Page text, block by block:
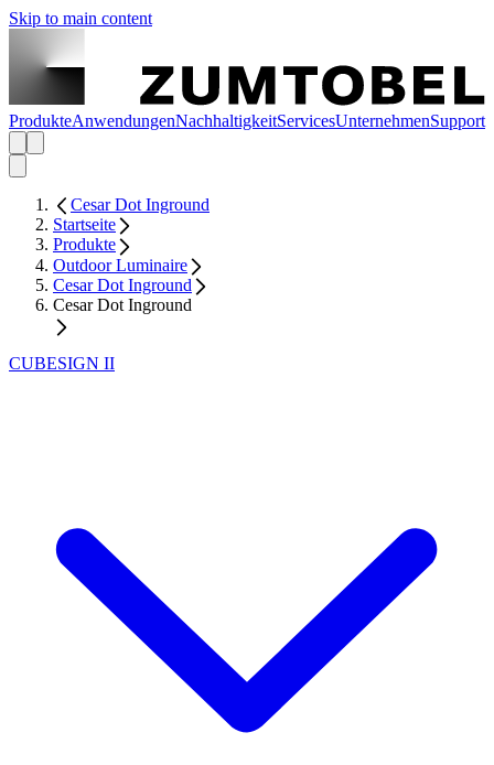
Skip to main content
ProdukteAnwendungenNachhaltigkeitServicesUnternehmenSupport
Cesar Dot Inground
Startseite
Produkte
Outdoor Luminaire
Cesar Dot Inground
Cesar Dot Inground
CUBESIGN II